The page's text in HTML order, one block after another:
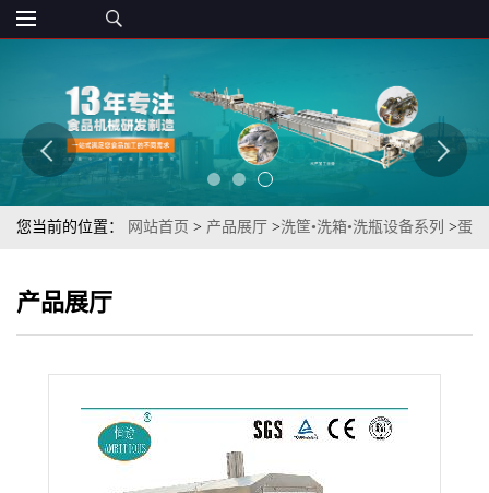
您当前的位置： 网站首页 > 产品展厅 >洗筐•洗箱•洗瓶设备系列 >蛋
产品展厅